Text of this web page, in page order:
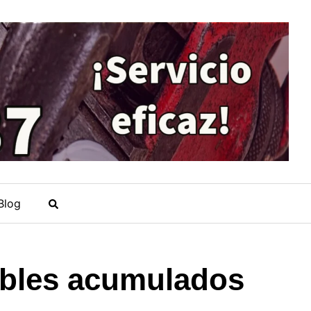
acumulados